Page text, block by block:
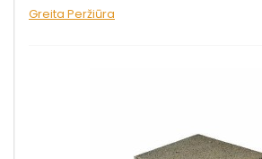
Greita Peržiūra